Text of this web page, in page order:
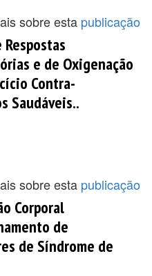
sobre esta publicação
e de Oxigenação
Contra-
Saudáveis..
sobre esta publicação
Corporal
de
de Síndrome de